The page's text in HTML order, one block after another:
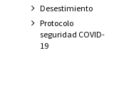
Desestimiento
Protocolo
seguridad COVID-
19